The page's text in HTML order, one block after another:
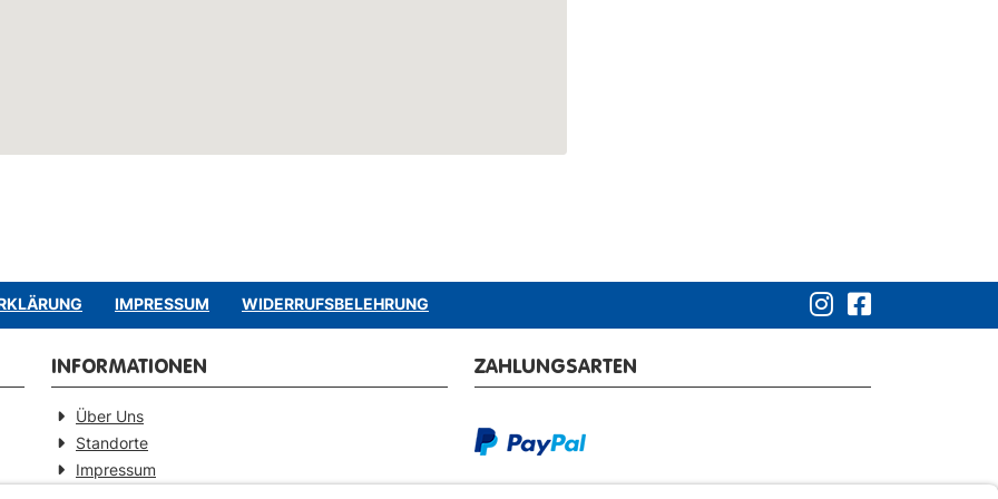
Megane Coupe TCe 265 PS 06/2017 -
Megane Coupe TCe 190 Start
& Stop
3333 BAA
Megane Coupe TCe 220 Start
3333 BCG
IMPRESSUM WIDERRUFSBELEHRUNG
INFORMATIONEN
Über Uns
Standorte
Impressum
ZAHLUNGSARTEN